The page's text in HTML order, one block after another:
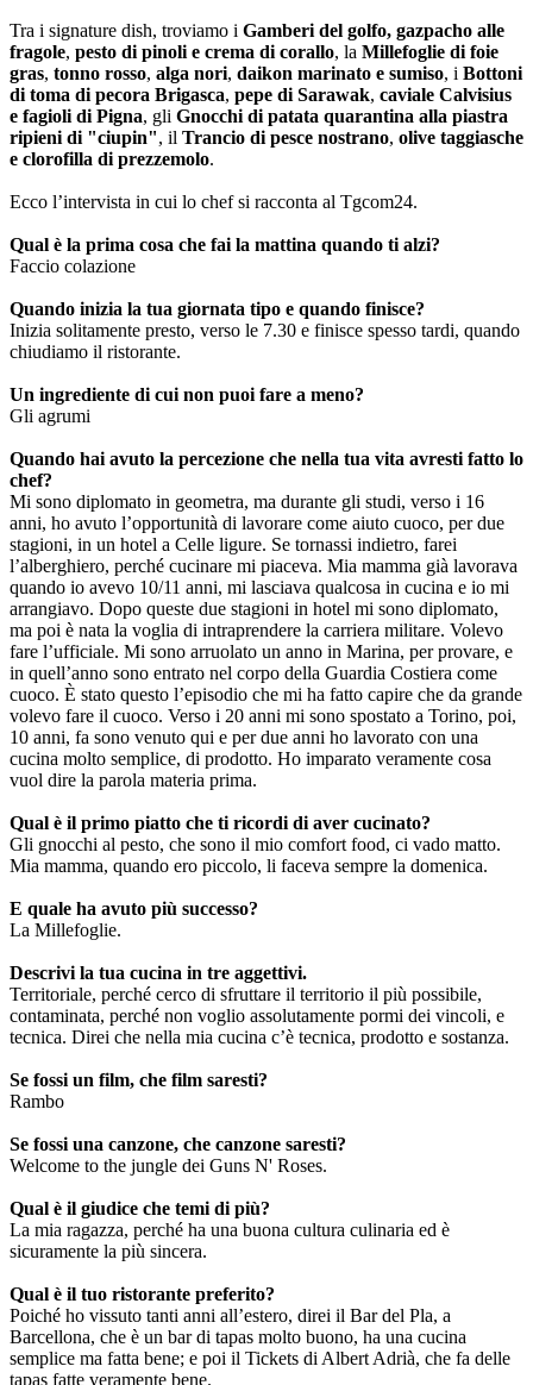
Tra i signature dish, troviamo i Gamberi del golfo, gazpacho alle
fragole, pesto di pinoli e crema di corallo, la Millefoglie di foie
gras, tonno rosso, alga nori, daikon marinato e sumiso, i Bottoni
di toma di pecora Brigasca, pepe di Sarawak, caviale Calvisius
e fagioli di Pigna, gli Gnocchi di patata quarantina alla piastra
ripieni di "ciupin", il Trancio di pesce nostrano, olive taggiasche
e clorofilla di prezzemolo.
Ecco l’intervista in cui lo chef si racconta al Tgcom24.
Qual è la prima cosa che fai la mattina quando ti alzi?
Faccio colazione
Quando inizia la tua giornata tipo e quando finisce?
Inizia solitamente presto, verso le 7.30 e finisce spesso tardi, quando
chiudiamo il ristorante.
Un ingrediente di cui non puoi fare a meno?
Gli agrumi
Quando hai avuto la percezione che nella tua vita avresti fatto lo
chef?
Mi sono diplomato in geometra, ma durante gli studi, verso i 16
anni, ho avuto l’opportunità di lavorare come aiuto cuoco, per due
stagioni, in un hotel a Celle ligure. Se tornassi indietro, farei
l’alberghiero, perché cucinare mi piaceva. Mia mamma già lavorava
quando io avevo 10/11 anni, mi lasciava qualcosa in cucina e io mi
arrangiavo. Dopo queste due stagioni in hotel mi sono diplomato,
ma poi è nata la voglia di intraprendere la carriera militare. Volevo
fare l’ufficiale. Mi sono arruolato un anno in Marina, per provare, e
in quell’anno sono entrato nel corpo della Guardia Costiera come
cuoco. È stato questo l’episodio che mi ha fatto capire che da grande
volevo fare il cuoco. Verso i 20 anni mi sono spostato a Torino, poi,
10 anni, fa sono venuto qui e per due anni ho lavorato con una
cucina molto semplice, di prodotto. Ho imparato veramente cosa
vuol dire la parola materia prima.
Qual è il primo piatto che ti ricordi di aver cucinato?
Gli gnocchi al pesto, che sono il mio comfort food, ci vado matto.
Mia mamma, quando ero piccolo, li faceva sempre la domenica.
E quale ha avuto più successo?
La Millefoglie.
Descrivi la tua cucina in tre aggettivi.
Territoriale, perché cerco di sfruttare il territorio il più possibile,
contaminata, perché non voglio assolutamente pormi dei vincoli, e
tecnica. Direi che nella mia cucina c’è tecnica, prodotto e sostanza.
Se fossi un film, che film saresti?
Rambo
Se fossi una canzone, che canzone saresti?
Welcome to the jungle dei Guns N' Roses.
Qual è il giudice che temi di più?
La mia ragazza, perché ha una buona cultura culinaria ed è
sicuramente la più sincera.
Qual è il tuo ristorante preferito?
Poiché ho vissuto tanti anni all’estero, direi il Bar del Pla, a
Barcellona, che è un bar di tapas molto buono, ha una cucina
semplice ma fatta bene; e poi il Tickets di Albert Adrià, che fa delle
tapas fatte veramente bene.